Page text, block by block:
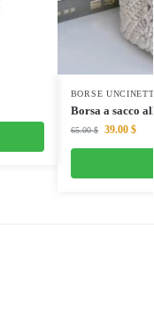
BORSE
Borsa a sacco
65.00$ 39.00 $